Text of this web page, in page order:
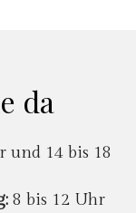
da
und 14 bis 18
8 bis 12 Uhr